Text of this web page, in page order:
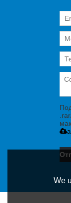
We